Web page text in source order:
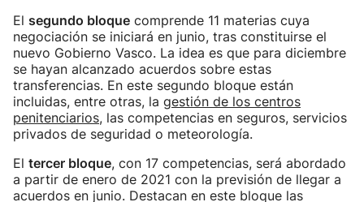
El segundo bloque comprende 11 materias cuya
negociación se iniciará en junio, tras constituirse el
nuevo Gobierno Vasco. La idea es que para diciembre
se hayan alcanzado acuerdos sobre estas
transferencias. En este segundo bloque están
incluidas, entre otras, la gestión de los centros
penitenciarios, las competencias en seguros, servicios
privados de seguridad o meteorología.
El tercer bloque, con 17 competencias, será abordado
a partir de enero de 2021 con la previsión de llegar a
acuerdos en junio. Destacan en este bloque las